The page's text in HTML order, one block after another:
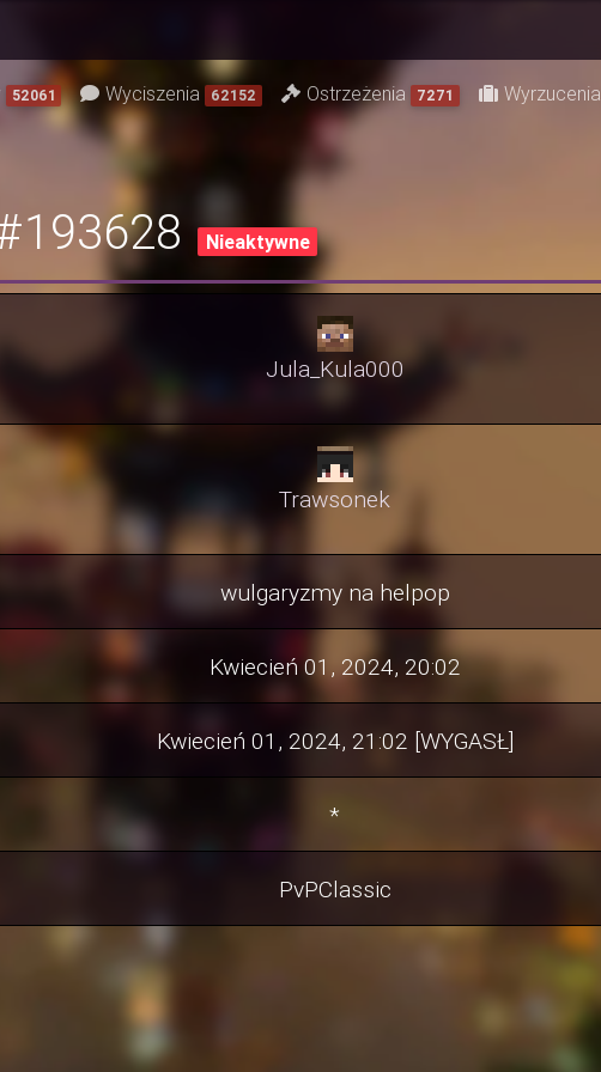
52061 Wyciszenia 62152 Ostrzeżenia 7271 Wyrzucenia
Nieaktywne
Jula_Kula000
Trawsonek
wulgaryzmy na helpop
Kwiecień 01, 2024, 20:02
Kwiecień 01, 2024, 21:02 [WYGASŁ]
*
PvPClassic